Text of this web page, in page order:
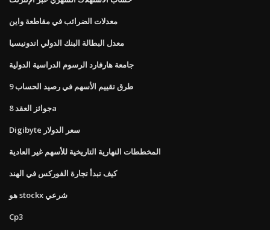
معدلات الضرائب في مقاطعة واين
معدل البطالة البنك الدولي اندونيسيا
جامعة هارفارد الرسوم الدراسية الدولية
طرق تقييم الأسهم في رصيد الحساب 9
جوائز العقد 8a
Digibyte سعر الدولار
المخططات النهارية التاريخية للأسهم غير العادية
كيف تبدأ تجارة الفوركس في الهند
هو stockx شرعي
Cp3